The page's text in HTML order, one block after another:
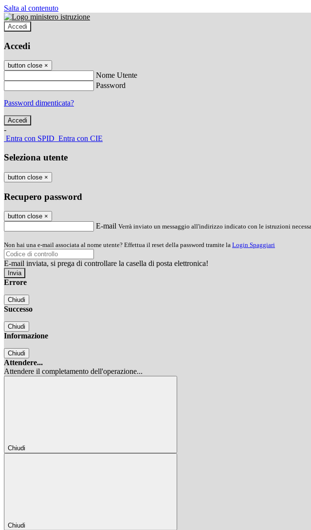
Salta al contenuto
Accedi
Accedi
button close ×
Nome Utente
Password
Password dimenticata?
-
Entra con SPID Entra con CIE
Seleziona utente
button close ×
Recupero password
button close ×
E-mail Verrà inviato un messaggio all'indirizzo indicato con le istruzioni
Non hai una e-mail associata al nome utente? Effettua il reset della password tramite la Login Spaggiari
E-mail inviata, si prega di controllare la casella di posta elettronica!
Errore
Chiudi
Successo
Chiudi
Informazione
Chiudi
Attendere...
Attendere il completamento dell'operazione...
Chiudi
Chiudi